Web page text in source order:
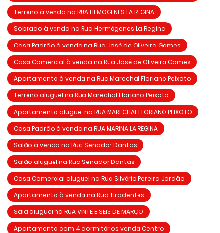
Terreno à venda na RUA HEMOGENES LA REGINA
Sobrado à venda na Rua Hermógenes La Regina
Casa Padrão à venda na Rua José de Oliveira Gomes
Casa Comercial à venda na Rua José de Oliveira Gomes
Apartamento à venda na Rua Marechal Floriano Peixoto
Terreno aluguel na Rua Marechal Floriano Peixoto
Apartamento aluguel na RUA MARECHAL FLORIANO PEIXOTO
Casa Padrão à venda na RUA MARINA LA REGINA
Salão à venda na Rua Senador Dantas
Salão aluguel na Rua Senador Dantas
Casa Comercial aluguel na Rua Silvério Pereira Jordão
Apartamento à venda na Rua Tiradentes
Sala aluguel na RUA VINTE E SEIS DE MARÇO
Apartamento com 4 dormitórios venda Centro